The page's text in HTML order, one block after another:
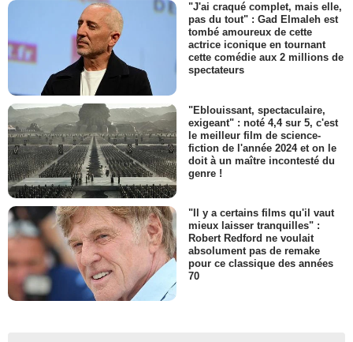
"J'ai craqué complet, mais elle,
pas du tout" : Gad Elmaleh est
tombé amoureux de cette
actrice iconique en tournant
cette comédie aux 2 millions de
spectateurs
"Eblouissant, spectaculaire,
exigeant" : noté 4,4 sur 5, c'est
le meilleur film de science-
fiction de l'année 2024 et on le
doit à un maître incontesté du
genre !
"Il y a certains films qu'il vaut
mieux laisser tranquilles" :
Robert Redford ne voulait
absolument pas de remake
pour ce classique des années
70